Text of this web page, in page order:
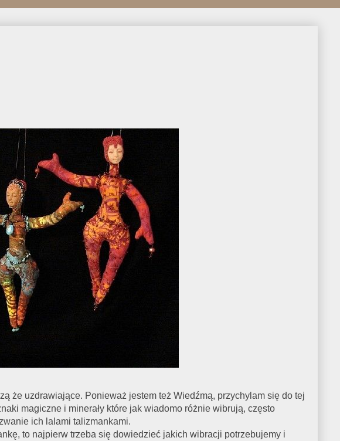
że uzdrawiające. Ponieważ jestem też Wiedźmą, przychylam się do tej
magiczne i minerały które jak wiadomo różnie wibrują, często
ich lalami talizmankami.
to najpierw trzeba się dowiedzieć jakich wibracji potrzebujemy i